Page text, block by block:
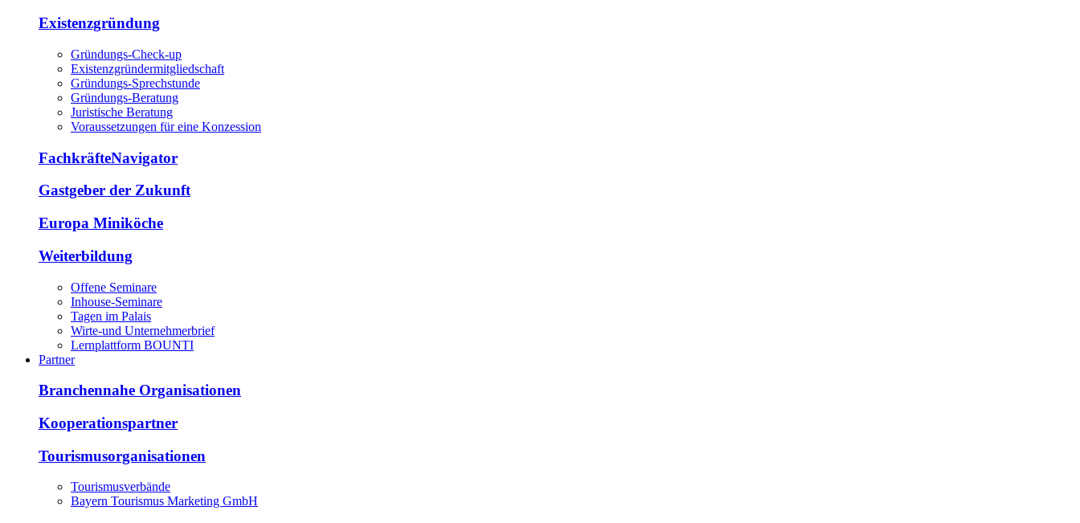
Existenzgründung
Gründungs-Check-up
Existenzgründermitgliedschaft
Gründungs-Sprechstunde
Gründungs-Beratung
Juristische Beratung
Voraussetzungen für eine Konzession
FachkräfteNavigator
Gastgeber der Zukunft
Europa Miniköche
Weiterbildung
Offene Seminare
Inhouse-Seminare
Tagen im Palais
Wirte-und Unternehmerbrief
Lernplattform BOUNTI
Partner
Branchennahe Organisationen
Kooperationspartner
Tourismusorganisationen
Tourismusverbände
Bayern Tourismus Marketing GmbH